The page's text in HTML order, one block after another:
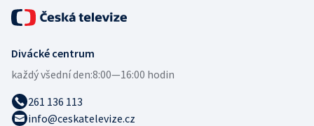
Divácké centrum
každý všední den:8:00—16:00 hodin
261 136 113
info@ceskatelevize.cz